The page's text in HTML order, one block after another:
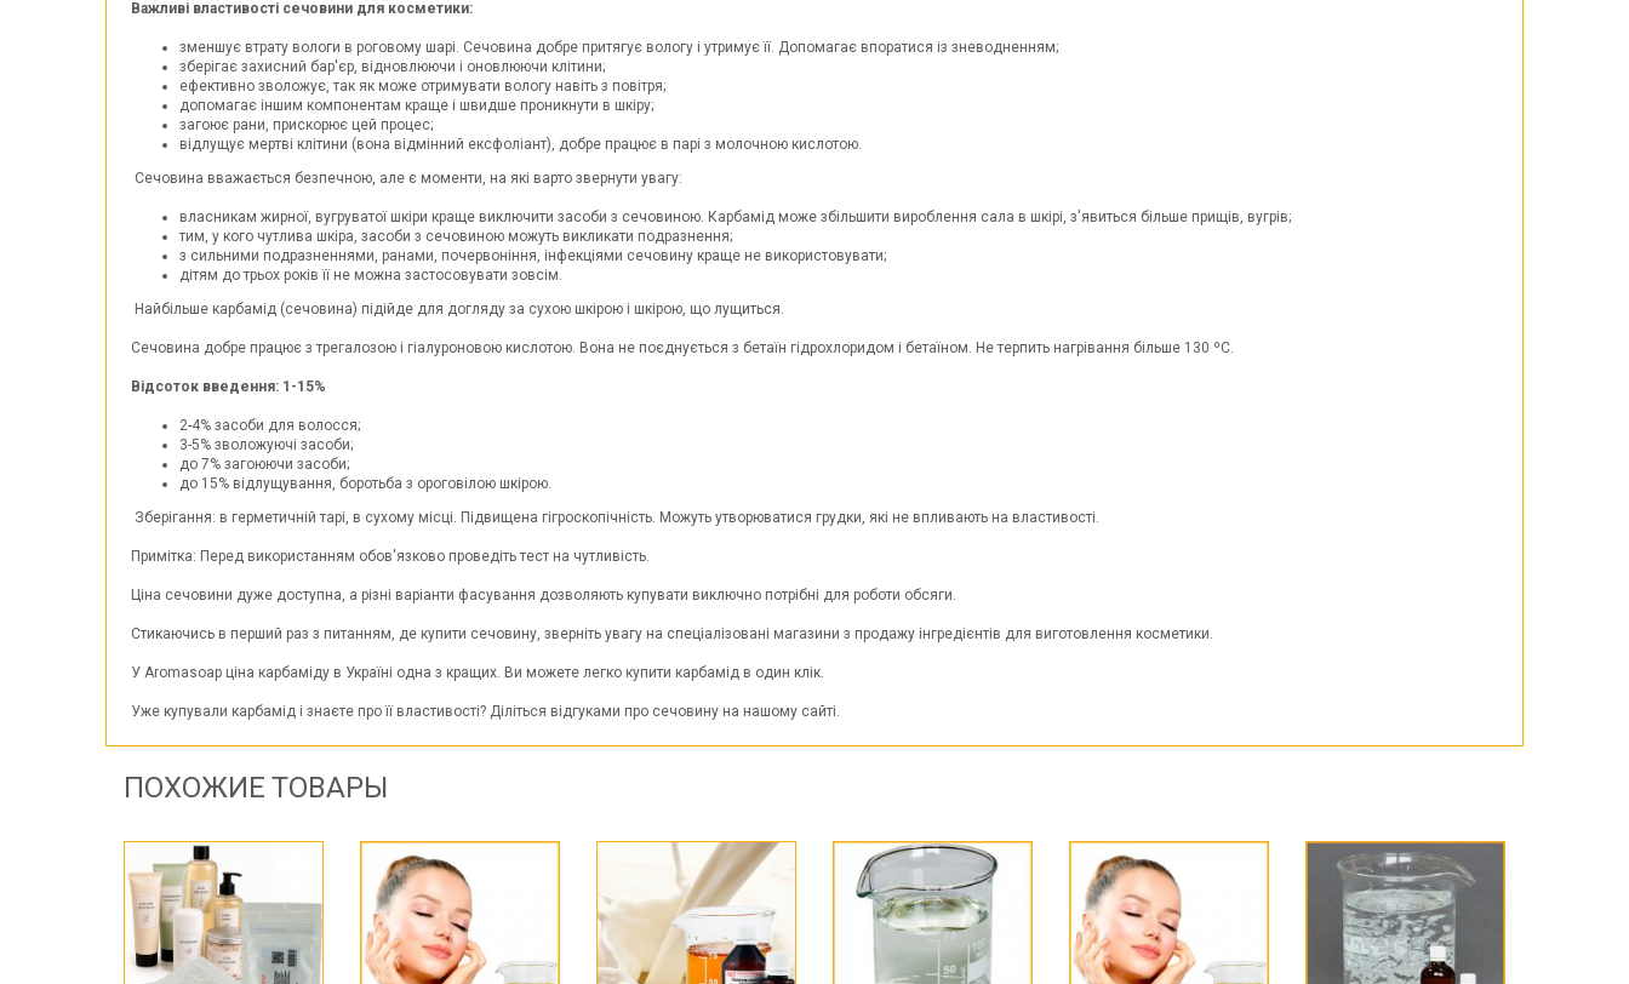
Важливі властивості сечовини для косметики:
зменшує втрату вологи в роговому шарі. Сечовина добре притягує вологу і утримує її. Допомагає впоратися із зневодненням;
зберігає захисний бар'єр, відновлюючи і оновлюючи клітини;
ефективно зволожує, так як може отримувати вологу навіть з повітря;
допомагає іншим компонентам краще і швидше проникнути в шкіру;
загоює рани, прискорює цей процес;
відлущує мертві клітини (вона відмінний ексфоліант), добре працює в парі з молочною кислотою.
Сечовина вважається безпечною, але є моменти, на які варто звернути увагу:
власникам жирної, вугруватої шкіри краще виключити засоби з сечовиною. Карбамід може збільшити вироблення сала в шкірі, з'явиться більше прищів, вугрів;
тим, у кого чутлива шкіра, засоби з сечовиною можуть викликати подразнення;
з сильними подразненнями, ранами, почервоніння, інфекціями сечовину краще не використовувати;
дітям до трьох років її не можна застосовувати зовсім.
Найбільше карбамід (сечовина) підійде для догляду за сухою шкірою і шкірою, що лущиться.
Сечовина добре працює з трегалозою і гіалуроновою кислотою. Вона не поєднується з бетаїн гідрохлоридом і бетаїном. Не терпить нагрівання більше 130 ºС.
Відсоток введення: 1-15%
2-4% засоби для волосся;
3-5% зволожуючі засоби;
до 7% загоюючи засоби;
до 15% відлущування, боротьба з ороговілою шкірою.
Зберігання: в герметичній тарі, в сухому місці. Підвищена гігроскопічність. Можуть утворюватися грудки, які не впливають на властивості.
Примітка: Перед використанням обов'язково проведіть тест на чутливість.
Ціна сечовини дуже доступна, а різні варіанти фасування дозволяють купувати виключно потрібні для роботи обсяги.
Стикаючись в перший раз з питанням, де купити сечовину, зверніть увагу на спеціалізовані магазини з продажу інгредієнтів для виготовлення косметики.
У Aromasoap ціна карбаміду в Україні одна з кращих. Ви можете легко купити карбамід в один клік.
Уже купували карбамід і знаєте про її властивості? Діліться відгуками про сечовину на нашому сайті.
ПОХОЖИЕ ТОВАРЫ